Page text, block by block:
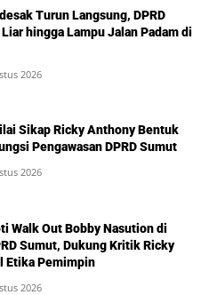
Turun Langsung, DPRD
hingga Lampu Jalan Padam di
2026
Sikap Ricky Anthony Bentuk
Pengawasan DPRD Sumut
2026
Walk Out Bobby Nasution di
Sumut, Dukung Kritik Ricky
Etika Pemimpin
2026